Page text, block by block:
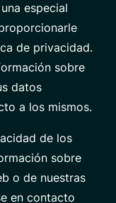
una
especial
de privacidad.
sobre
datos
a los mismos.
de los
sobre
o de nuestras
en contacto